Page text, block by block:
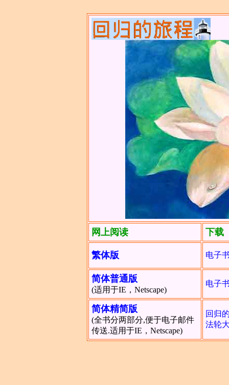
网上阅读 下载
繁体版 电子
简体普通版
(适用于IE，Netscape)
电子
简体精简版
(全书分两部分,便于电子邮件
传送.适用于IE，Netscape)
回归
法轮